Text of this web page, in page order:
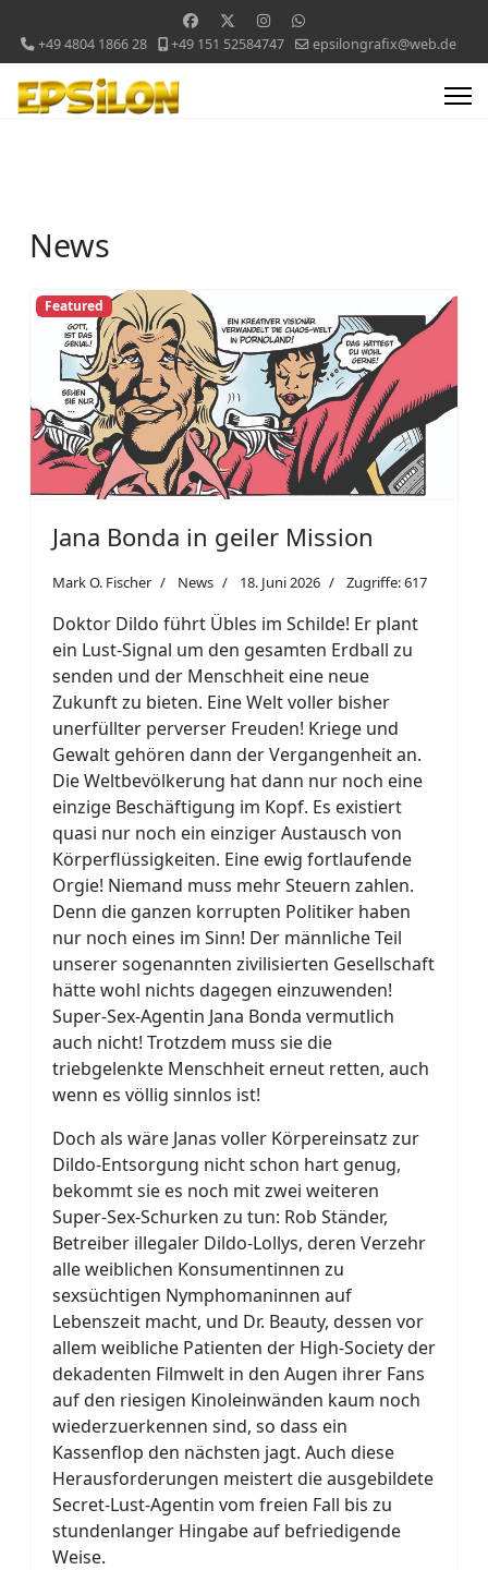
+49 4804 1866 28 +49 151 52584747 epsilongrafix@web.de
News
Featured
Jana Bonda in geiler Mission
Mark O. Fischer News 18. Juni 2026 Zugriffe: 617
Doktor Dildo führt Übles im Schilde! Er plant
ein Lust-Signal um den gesamten Erdball zu
senden und der Menschheit eine neue
Zukunft zu bieten. Eine Welt voller bisher
unerfüllter perverser Freuden! Kriege und
Gewalt gehören dann der Vergangenheit an.
Die Weltbevölkerung hat dann nur noch eine
einzige Beschäftigung im Kopf. Es existiert
quasi nur noch ein einziger Austausch von
Körperflüssigkeiten. Eine ewig fortlaufende
Orgie! Niemand muss mehr Steuern zahlen.
Denn die ganzen korrupten Politiker haben
nur noch eines im Sinn! Der männliche Teil
unserer sogenannten zivilisierten Gesellschaft
hätte wohl nichts dagegen einzuwenden!
Super-Sex-Agentin Jana Bonda vermutlich
auch nicht! Trotzdem muss sie die
triebgelenkte Menschheit erneut retten, auch
wenn es völlig sinnlos ist!
Doch als wäre Janas voller Körpereinsatz zur
Dildo-Entsorgung nicht schon hart genug,
bekommt sie es noch mit zwei weiteren
Super-Sex-Schurken zu tun: Rob Ständer,
Betreiber illegaler Dildo-Lollys, deren Verzehr
alle weiblichen Konsumentinnen zu
sexsüchtigen Nymphomaninnen auf
Lebenszeit macht, und Dr. Beauty, dessen vor
allem weibliche Patienten der High-Society der
dekadenten Filmwelt in den Augen ihrer Fans
auf den riesigen Kinoleinwänden kaum noch
wiederzuerkennen sind, so dass ein
Kassenflop den nächsten jagt. Auch diese
Herausforderungen meistert die ausgebildete
Secret-Lust-Agentin vom freien Fall bis zu
stundenlanger Hingabe auf befriedigende
Weise.